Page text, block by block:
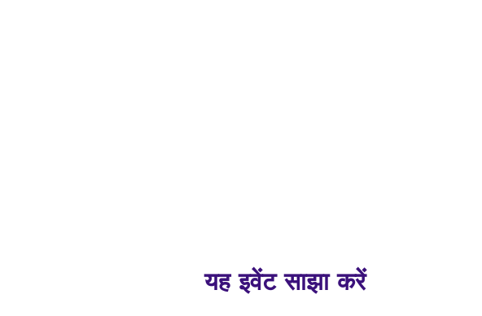
यह इवेंट साझा करें